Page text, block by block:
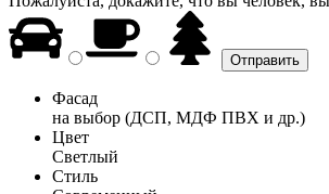
Фасад
на выбор (ДСП, МДФ ПВХ и др.)
Цвет
Светлый
Стиль